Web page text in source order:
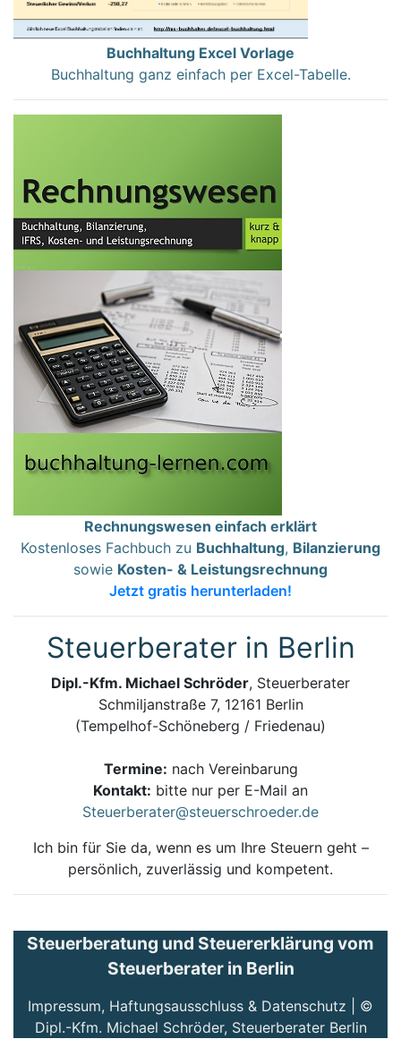
Buchhaltung Excel Vorlage
Buchhaltung ganz einfach per Excel-Tabelle.
Rechnungswesen einfach erklärt
Kostenloses Fachbuch zu Buchhaltung, Bilanzierung
sowie Kosten- & Leistungsrechnung
Jetzt gratis herunterladen!
Steuerberater in Berlin
Dipl.-Kfm. Michael Schröder, Steuerberater
Schmiljanstraße 7, 12161 Berlin
(Tempelhof-Schöneberg / Friedenau)
Termine: nach Vereinbarung
Kontakt: bitte nur per E-Mail an
Steuerberater@steuerschroeder.de
Ich bin für Sie da, wenn es um Ihre Steuern geht –
persönlich, zuverlässig und kompetent.
Steuerberatung und Steuererklärung vom
Steuerberater in Berlin
Impressum, Haftungsausschluss & Datenschutz | ©
Dipl.-Kfm. Michael Schröder, Steuerberater Berlin